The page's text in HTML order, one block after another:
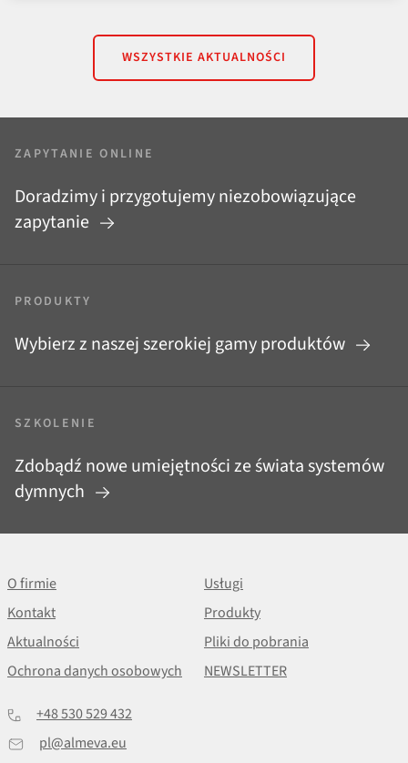
WSZYSTKIE AKTUALNOŚCI
ZAPYTANIE ONLINE
Doradzimy i przygotujemy niezobowiązujące
zapytanie
PRODUKTY
Wybierz z naszej szerokiej gamy produktów
SZKOLENIE
Zdobądź nowe umiejętności ze świata systemów
dymnych
O firmie
Usługi
Kontakt
Produkty
Aktualności
Pliki do pobrania
Ochrona danych osobowych
NEWSLETTER
+48 530 529 432
pl@almeva.eu